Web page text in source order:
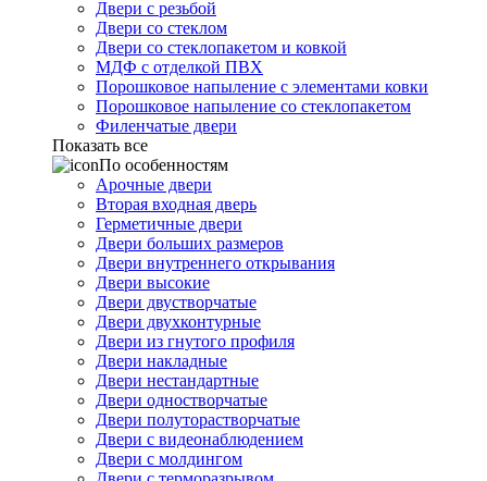
Двери с резьбой
Двери со стеклом
Двери со стеклопакетом и ковкой
МДФ с отделкой ПВХ
Порошковое напыление с элементами ковки
Порошковое напыление со стеклопакетом
Филенчатые двери
Показать все
По особенностям
Арочные двери
Вторая входная дверь
Герметичные двери
Двери больших размеров
Двери внутреннего открывания
Двери высокие
Двери двустворчатые
Двери двухконтурные
Двери из гнутого профиля
Двери накладные
Двери нестандартные
Двери одностворчатые
Двери полуторастворчатые
Двери с видеонаблюдением
Двери с молдингом